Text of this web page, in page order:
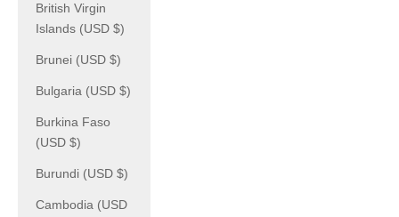
British Virgin
Islands (USD $)
Brunei (USD $)
Bulgaria (USD $)
Burkina Faso
(USD $)
Burundi (USD $)
Cambodia (USD